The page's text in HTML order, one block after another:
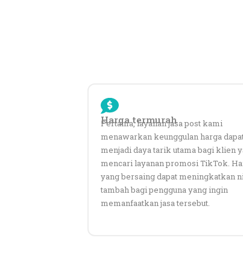
Harga termurah
Pertama, layananjasa postkami
menawarkan keunggulan harga
menjadi daya tarik utama bagi klien
mencari layanan promosi TikTok.
yang bersaing dapat meningkatkan
tambah bagi pengguna yang ingin
memanfaatkan jasa tersebut.